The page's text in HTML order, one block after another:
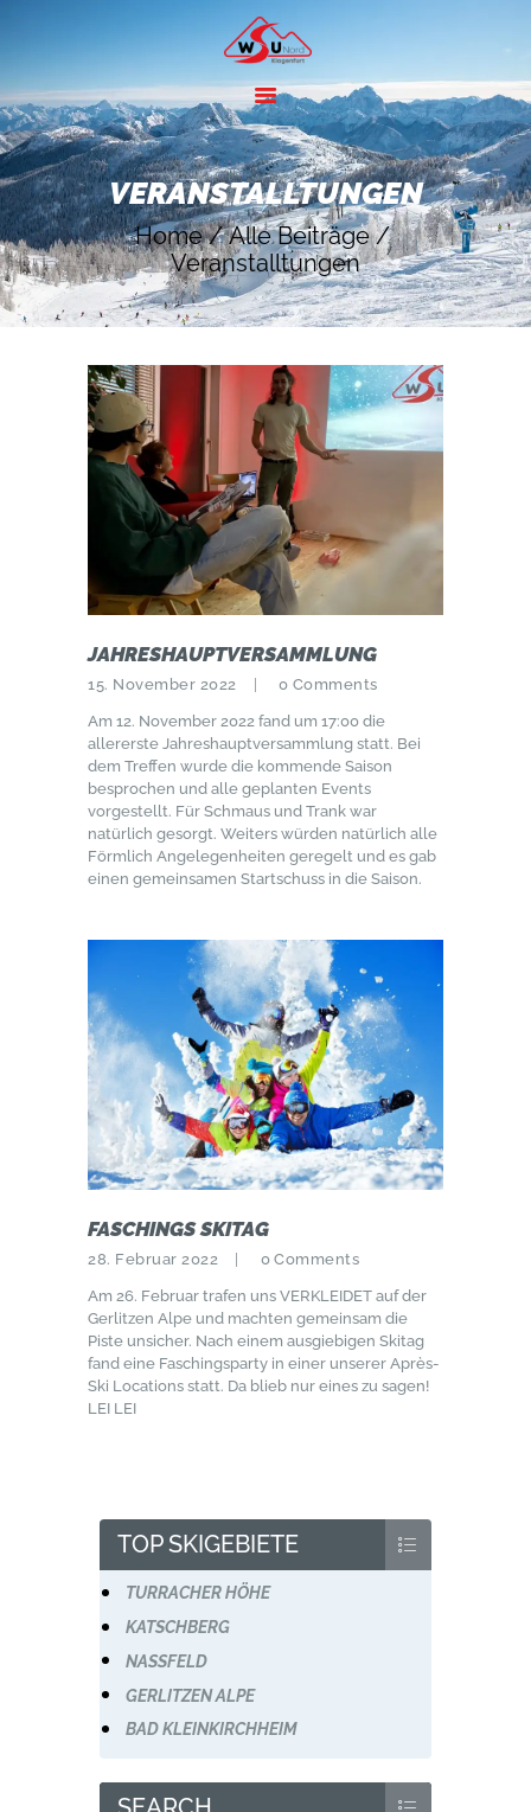
VERANSTALLTUNGEN
Home
Alle Beiträge
Veranstalltungen
HOME
ANGEBOTE
SKIGEBIETE
ÜBER UNS
KONTAKT
JAHRESHAUPTVERSAMMLUNG
15. November 2022 0 Comments
Am 12. November 2022 fand um 17:00 die
allererste Jahreshauptversammlung statt. Bei
dem Treffen wurde die kommende Saison
besprochen und alle geplanten Events
vorgestellt. Für Schmaus und Trank war
natürlich gesorgt. Weiters würden natürlich alle
Förmlich Angelegenheiten geregelt und es gab
einen gemeinsamen Startschuss in die Saison.
FASCHINGS SKITAG
28. Februar 2022 0 Comments
Am 26. Februar trafen uns VERKLEIDET auf der
Gerlitzen Alpe und machten gemeinsam die
Piste unsicher. Nach einem ausgiebigen Skitag
fand eine Faschingsparty in einer unserer Après-
Ski Locations statt. Da blieb nur eines zu sagen!
LEI LEI
TOP SKIGEBIETE
TURRACHER HÖHE
KATSCHBERG
NASSFELD
GERLITZEN ALPE
BAD KLEINKIRCHHEIM